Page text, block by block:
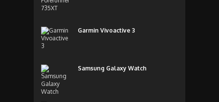
Garmin Vivoactive 3
Samsung Galaxy Watch